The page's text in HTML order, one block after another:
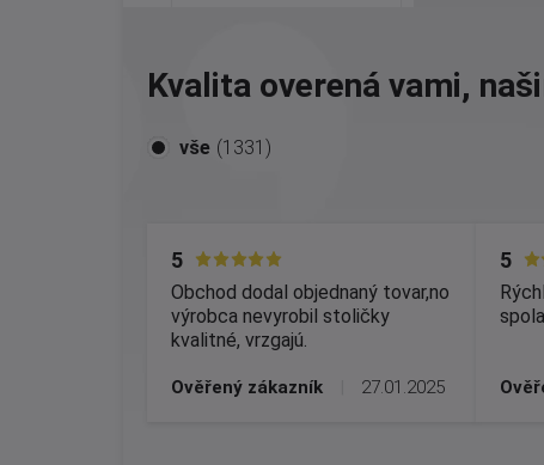
Kvalita overená vami,
vše (1331)
5
Obchod dodal objednaný tovar,no
výrobca nevyrobil stoličky
kvalitné, vrzgajú.
Ověřený zákazník 27.01.2025
5